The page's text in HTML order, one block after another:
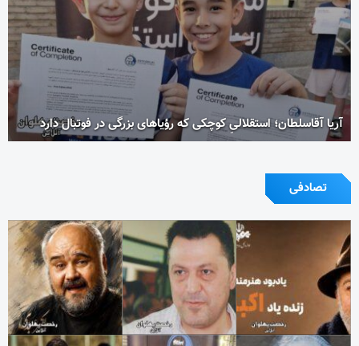
آریا آقاسلطان؛ استقلالیِ کوچکی که رؤیاهای بزرگی در فوتبال دارد
تصادفی